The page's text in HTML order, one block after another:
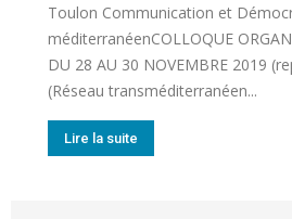
Toulon Communication et
méditerranéenCOLLOQUE
DU 28 AU 30 NOVEMBRE 2019
(Réseau transméditerranéen...
Lire la suite